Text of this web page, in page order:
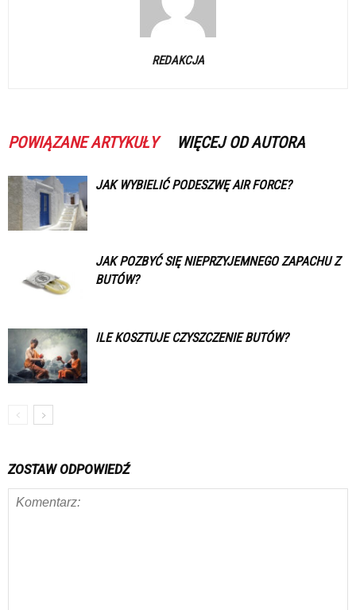
REDAKCJA
POWIĄZANE ARTYKUŁY WIĘCEJ OD AUTORA
JAK WYBIELIĆ PODESZWĘ AIR FORCE?
JAK POZBYĆ SIĘ NIEPRZYJEMNEGO ZAPACHU Z
BUTÓW?
ILE KOSZTUJE CZYSZCZENIE BUTÓW?
ZOSTAW ODPOWIEDŹ